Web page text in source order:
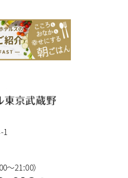
～21:00）